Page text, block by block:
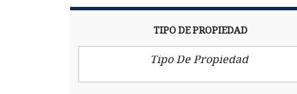
TIPO DE PROPIEDAD
Tipo De Propiedad